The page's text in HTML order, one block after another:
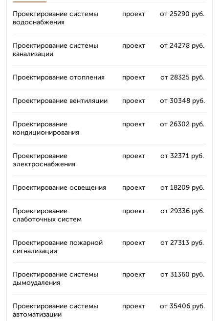
Проектирование системы
водоснабжения
проект от 25290 руб.
Проектирование системы
канализации
проект от 24278 руб.
Проектирование отопления проект от 28325 руб.
Проектирование вентиляции проект от 30348 руб.
Проектирование
кондиционирования
проект от 26302 руб.
Проектирование
электроснабжения
проект от 32371 руб.
Проектирование освещения проект от 18209 руб.
Проектирование
слаботочных систем
проект от 29336 руб.
Проектирование пожарной
сигнализации
проект от 27313 руб.
Проектирование системы
дымоудаления
проект от 31360 руб.
Проектирование системы
автоматизации
проект от 35406 руб.